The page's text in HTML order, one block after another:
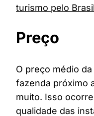
turismo pelo Brasil
Preço
O preço médio
fazenda próximo
muito. Isso
qualidade das